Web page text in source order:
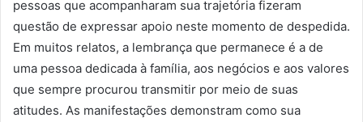
pessoas que acompanharam sua trajetória fizeram
questão de expressar apoio neste momento de despedida.
Em muitos relatos, a lembrança que permanece é a de
uma pessoa dedicada à família, aos negócios e aos valores
que sempre procurou transmitir por meio de suas
atitudes. As manifestações demonstram como sua